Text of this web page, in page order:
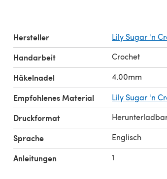
Hersteller Lily Sugar 'n
Handarbeit Crochet
Häkelnadel 4.00mm
Empfohlenes Material Lily Sugar 'n
Druckformat
Sprache Englisch
Anleitungen 1